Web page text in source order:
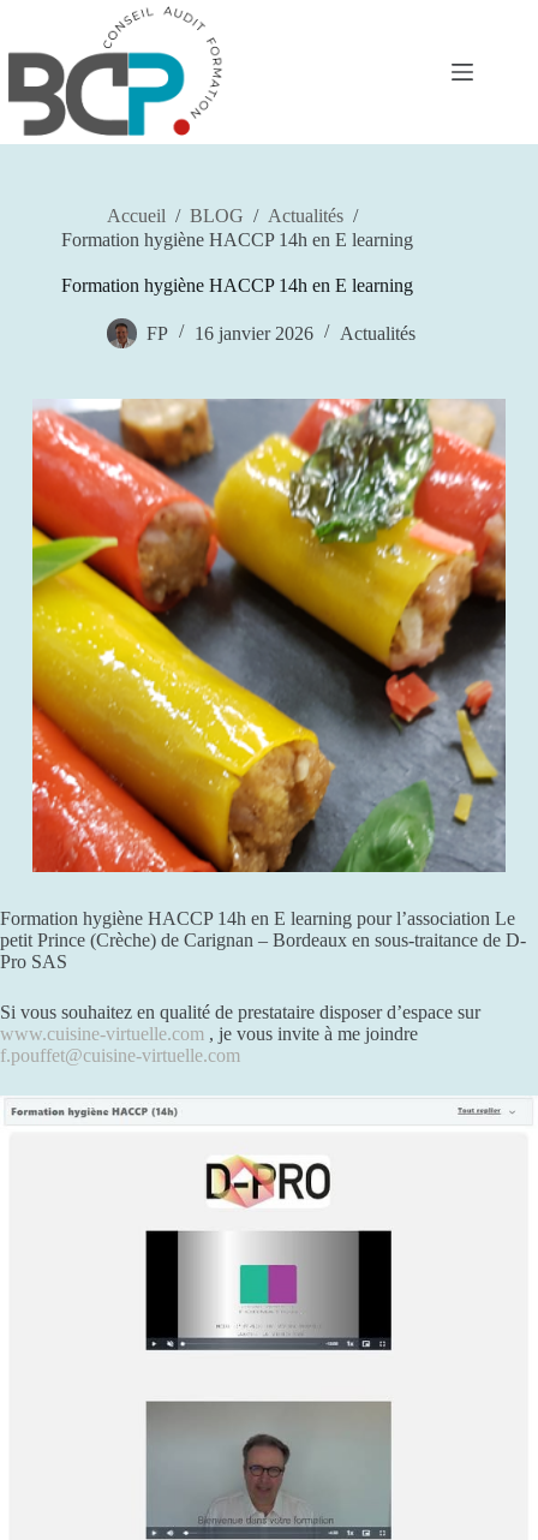
contenu
Accueil / BLOG / Actualités /
Formation hygiène HACCP 14h en E learning
Formation hygiène HACCP 14h en E learning
FP 16 janvier 2026 Actualités
Formation hygiène HACCP 14h en E learning pour l’association Le
petit Prince (Crèche) de Carignan – Bordeaux en sous-traitance de D-
Pro SAS
Si vous souhaitez en qualité de prestataire disposer d’espace sur
www.cuisine-virtuelle.com , je vous invite à me joindre
f.pouffet@cuisine-virtuelle.com